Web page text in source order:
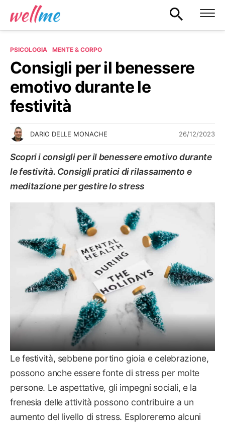
PSICOLOGIA MENTE & CORPO
Consigli per il benessere
emotivo durante le
festività
DARIO DELLE MONACHE 26/12/2023
Scopri i consigli per il benessere emotivo durante
le festività. Consigli pratici di rilassamento e
meditazione per gestire lo stress
Le festività, sebbene portino gioia e celebrazione,
possono anche essere fonte di stress per molte
persone. Le aspettative, gli impegni sociali, e la
frenesia delle attività possono contribuire a un
aumento del livello di stress. Esploreremo alcuni